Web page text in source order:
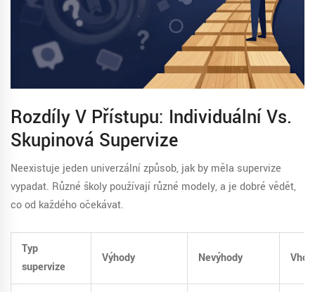
Rozdíly V Přístupu: Individuální Vs.
Skupinová Supervize
Neexistuje jeden univerzální způsob, jak by měla supervize
vypadat. Různé školy používají různé modely, a je dobré vědět,
co od každého očekávat.
Typ
supervize
Výhody Nevýhody